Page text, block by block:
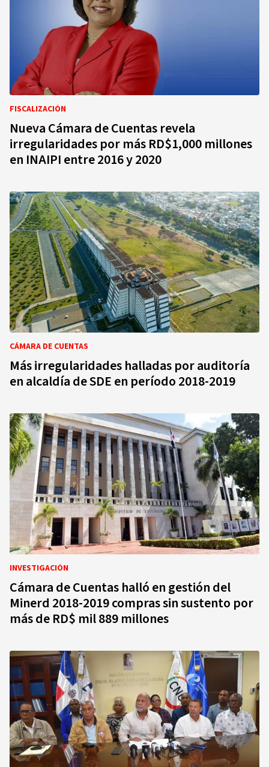
FISCALIZACIÓN
Nueva Cámara de Cuentas revela
irregularidades por más RD$1,000 millones
en INAIPI entre 2016 y 2020
CÁMARA DE CUENTAS
Más irregularidades halladas por auditoría
en alcaldía de SDE en período 2018-2019
INVESTIGACIÓN
Cámara de Cuentas halló en gestión del
Minerd 2018-2019 compras sin sustento por
más de RD$ mil 889 millones